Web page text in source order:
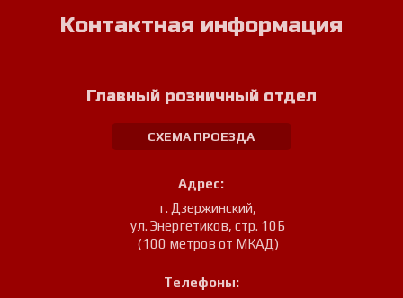
Контактная информация
Главный розничный отдел
СХЕМА ПРОЕЗДА
Адрес:
г. Дзержинский,
ул. Энергетиков, стр. 10Б
(100 метров от МКАД)
Телефоны: